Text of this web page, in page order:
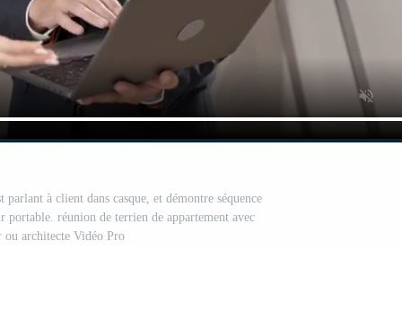
parlant à client dans casque, et démontre séquence
portable. réunion de terrien de appartement avec
ou architecte Vidéo Pro